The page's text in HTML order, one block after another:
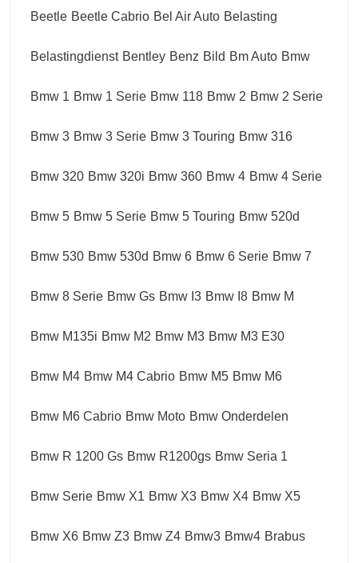
Beetle Beetle Cabrio Bel Air Auto Belasting
Belastingdienst Bentley Benz Bild Bm Auto Bmw
Bmw 1 Bmw 1 Serie Bmw 118 Bmw 2 Bmw 2 Serie
Bmw 3 Bmw 3 Serie Bmw 3 Touring Bmw 316
Bmw 320 Bmw 320i Bmw 360 Bmw 4 Bmw 4 Serie
Bmw 5 Bmw 5 Serie Bmw 5 Touring Bmw 520d
Bmw 530 Bmw 530d Bmw 6 Bmw 6 Serie Bmw 7
Bmw 8 Serie Bmw Gs Bmw I3 Bmw I8 Bmw M
Bmw M135i Bmw M2 Bmw M3 Bmw M3 E30
Bmw M4 Bmw M4 Cabrio Bmw M5 Bmw M6
Bmw M6 Cabrio Bmw Moto Bmw Onderdelen
Bmw R 1200 Gs Bmw R1200gs Bmw Seria 1
Bmw Serie Bmw X1 Bmw X3 Bmw X4 Bmw X5
Bmw X6 Bmw Z3 Bmw Z4 Bmw3 Bmw4 Brabus